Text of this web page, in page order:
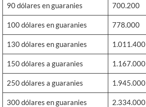
90 dólares en guaranies 700.200
100 dólares en guaranies 778.000
130 dólares en guaranies 1.011.400
150 dólares a guaranies 1.167.000
250 dólares a guaranies 1.945.000
300 dólares en guaranies 2.334.000